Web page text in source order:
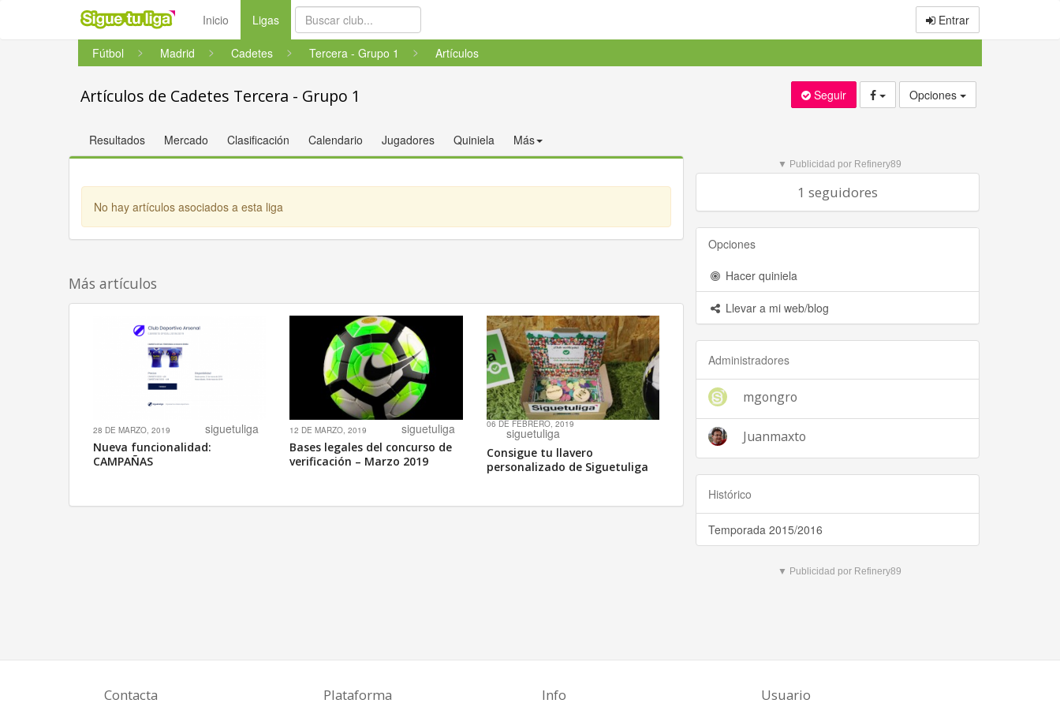
Inicio Ligas(current) Entrar
Fútbol Madrid Cadetes Tercera - Grupo 1 Artículos
Artículos de Cadetes Tercera - Grupo 1 Seguir Opciones
Resultados Mercado Clasificación Calendario Jugadores Quiniela Más
No hay artículos asociados a esta liga
Más artículos
28 DE MARZO, 2019 siguetuliga
Nueva funcionalidad:
CAMPAÑAS
12 DE MARZO, 2019 siguetuliga
Bases legales del concurso de
verificación – Marzo 2019
06 DE FEBRERO, 2019
siguetuliga
Consigue tu llavero
personalizado de Siguetuliga
▼ Publicidad por Refinery89
1 seguidores
Opciones
Hacer quiniela
Llevar a mi web/blog
Administradores
mgongro
Juanmaxto
Histórico
Temporada 2015/2016
▼ Publicidad por Refinery89
Contacta Plataforma Info Usuario